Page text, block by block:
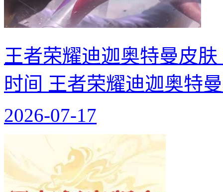
王者荣耀迪迦奥特曼皮
时间 王者荣耀迪迦奥特
2026-07-17